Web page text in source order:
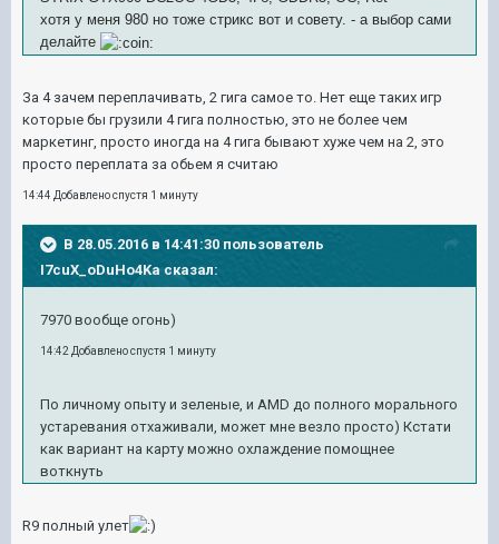
хотя у меня 980 но тоже стрикс вот и совету. - а выбор сами
делайте
За 4 зачем переплачивать, 2 гига самое то. Нет еще таких игр
которые бы грузили 4 гига полностью, это не более чем
маркетинг, просто иногда на 4 гига бывают хуже чем на 2, это
просто переплата за обьем я считаю
14:44 Добавлено спустя 1 минуту
В 28.05.2016 в 14:41:30 пользователь
I7cuX_oDuHo4Ka сказал:
7970 вообще огонь)
14:42 Добавлено спустя 1 минуту
По личному опыту и зеленые, и AMD до полного морального
устаревания отхаживали, может мне везло просто) Кстати
как вариант на карту можно охлаждение помощнее
воткнуть
R9 полный улет